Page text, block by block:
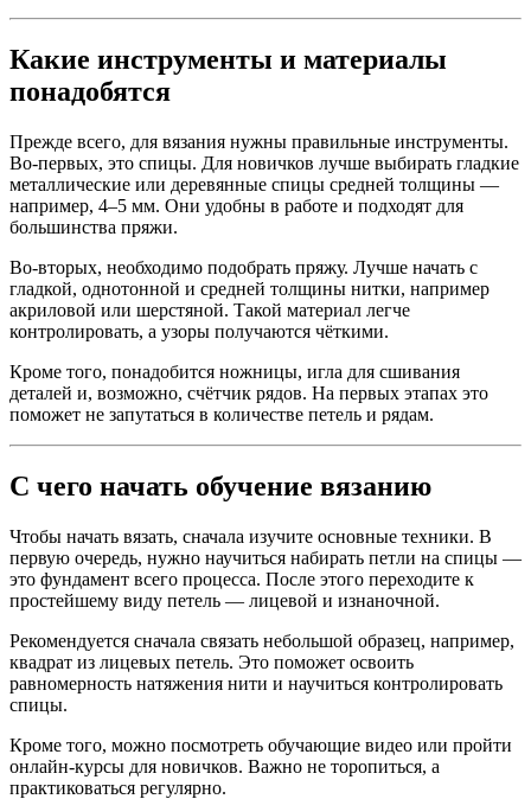
Какие инструменты и материалы
понадобятся
Прежде всего, для вязания нужны правильные инструменты.
Во-первых, это спицы. Для новичков лучше выбирать гладкие
металлические или деревянные спицы средней толщины —
например, 4–5 мм. Они удобны в работе и подходят для
большинства пряжи.
Во-вторых, необходимо подобрать пряжу. Лучше начать с
гладкой, однотонной и средней толщины нитки, например
акриловой или шерстяной. Такой материал легче
контролировать, а узоры получаются чёткими.
Кроме того, понадобится ножницы, игла для сшивания
деталей и, возможно, счётчик рядов. На первых этапах это
поможет не запутаться в количестве петель и рядам.
С чего начать обучение вязанию
Чтобы начать вязать, сначала изучите основные техники. В
первую очередь, нужно научиться набирать петли на спицы —
это фундамент всего процесса. После этого переходите к
простейшему виду петель — лицевой и изнаночной.
Рекомендуется сначала связать небольшой образец, например,
квадрат из лицевых петель. Это поможет освоить
равномерность натяжения нити и научиться контролировать
спицы.
Кроме того, можно посмотреть обучающие видео или пройти
онлайн-курсы для новичков. Важно не торопиться, а
практиковаться регулярно.